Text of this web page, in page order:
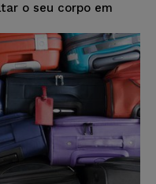
o seu corpo em